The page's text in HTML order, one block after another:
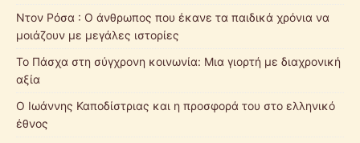
Ντον Ρόσα : Ο άνθρωπος που έκανε τα παιδικά χρόνια να
μοιάζουν με μεγάλες ιστορίες
Το Πάσχα στη σύγχρονη κοινωνία: Μια γιορτή με διαχρονική
αξία
Ο Ιωάννης Καποδίστριας και η προσφορά του στο ελληνικό
έθνος